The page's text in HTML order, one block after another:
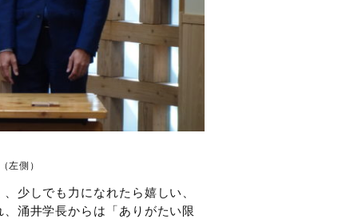
左側）
少しでも力になれたら嬉しい、
涌井学長からは「ありがたい限